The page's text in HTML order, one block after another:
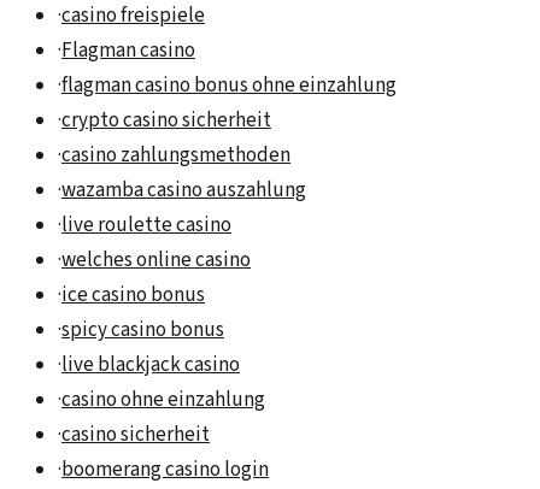
·casino freispiele
·Flagman casino
·flagman casino bonus ohne einzahlung
·crypto casino sicherheit
·casino zahlungsmethoden
·wazamba casino auszahlung
·live roulette casino
·welches online casino
·ice casino bonus
·spicy casino bonus
·live blackjack casino
·casino ohne einzahlung
·casino sicherheit
·boomerang casino login